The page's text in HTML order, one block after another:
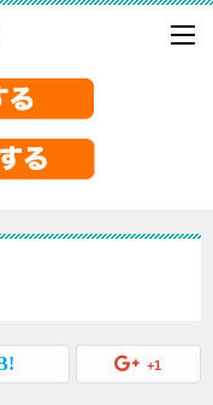
+1